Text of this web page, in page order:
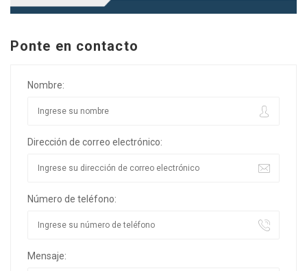
Ponte en contacto
Nombre:
Dirección de correo electrónico:
Número de teléfono:
Mensaje: